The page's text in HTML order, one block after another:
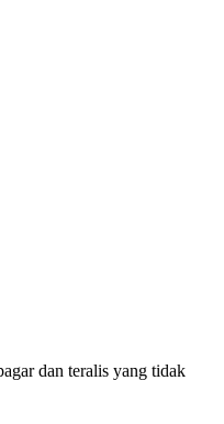
dan teralis yang tidak